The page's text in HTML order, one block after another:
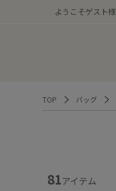
ようこそゲスト様
TOP バッグ
81アイテム